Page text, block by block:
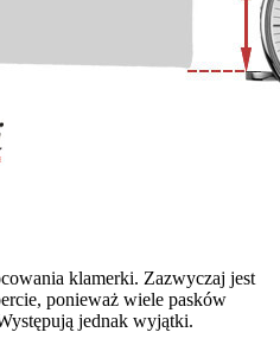
klamerki. Zazwyczaj jest
ponieważ wiele pasków
jednak wyjątki.